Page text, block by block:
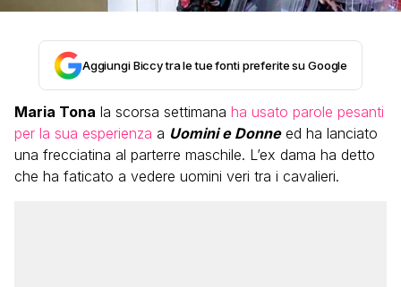
Aggiungi Biccy tra le tue fonti preferite su Google
Maria Tona la scorsa settimana ha usato parole pesanti
per la sua esperienza a Uomini e Donneed ha lanciato
una frecciatina al parterre maschile. L’ex dama ha detto
che ha faticato a vedere uomini veri tra i cavalieri.